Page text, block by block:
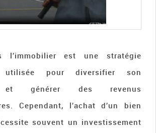
l’immobilier est une stratégie
utilisée pour diversifier son
et générer des revenus
Cependant, l’achat d’un bien
souvent un investissement